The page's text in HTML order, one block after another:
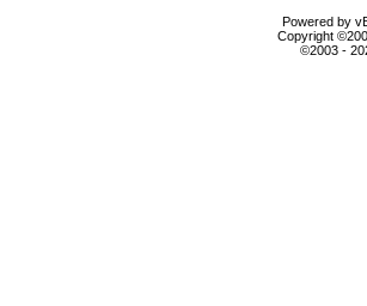
Powered by
Copyright
©2003 -